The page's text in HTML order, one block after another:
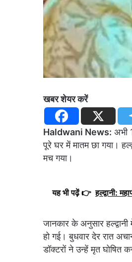
खबर शेयर करें
Haldwani News: अभी
पूरे घर में मातम छा गया।
मच गया।
यह भी पढ़ें 👉 हल्द्वानी:
जानकार के अनुसार
हो गई। बुधवार देर रात
डॉक्टरों ने उन्हें मृत घोषित